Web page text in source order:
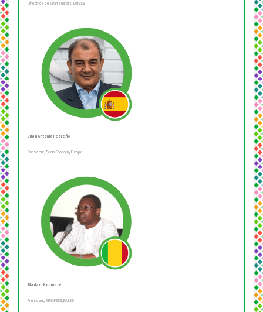
Directrice des Partenariats, DarESS
Juan Antonio Pedreño
Président, Social Economy Europe
Madani Koumaré
Président, RENAPESS/RAESS